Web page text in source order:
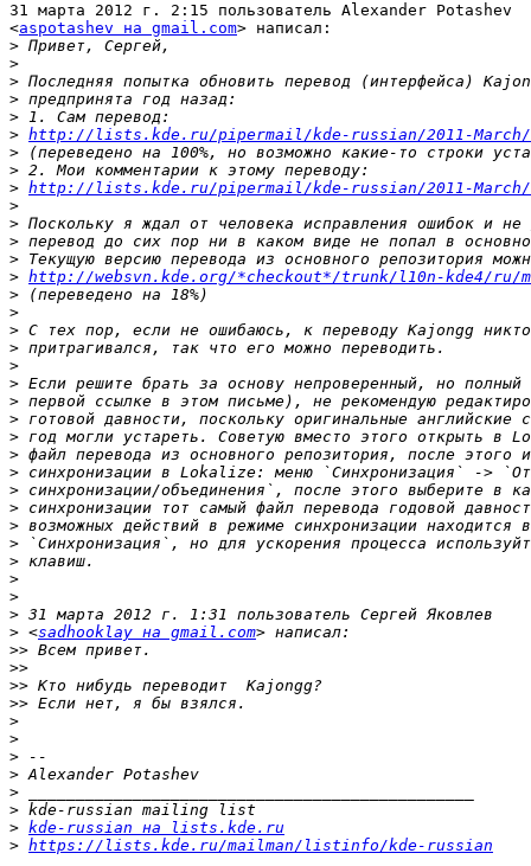
31 марта 2012 г. 2:15 пользователь Alexander Potashev
<aspotashev на gmail.com> написал:
>
>
>
>
>
> http://lists.kde.ru/pipermail/kde-russian/2011-March/
>
>
> http://lists.kde.ru/pipermail/kde-russian/2011-March/
>
>
>
>
> http://websvn.kde.org/*checkout*/trunk/l10n-kde4/ru/
>
>
>
>
>
>
>
>
>
>
>
>
>
>
>
>
>
>
>
> <sadhooklay на gmail.com
>>
>>
>>
>>
>
>
>
>
>
>
> kde-russian на lists.kde.ru
> https://lists.kde.ru/mailman/listinfo/kde-russian